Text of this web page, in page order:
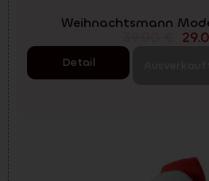
Weihnachtsmann
Detail